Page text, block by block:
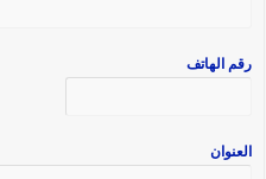
رقم الهاتف
العنوان